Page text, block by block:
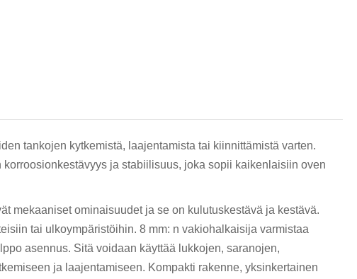
tankojen kytkemistä, laajentamista tai kiinnittämistä varten.
ja stabiilisuus, joka sopii kaikenlaisiin oven
mekaaniset ominaisuudet ja se on kulutuskestävä ja kestävä.
tai ulkoympäristöihin. 8 mm: n vakiohalkaisija varmistaa
asennus. Sitä voidaan käyttää lukkojen, saranojen,
ja laajentamiseen. Kompakti rakenne, yksinkertainen